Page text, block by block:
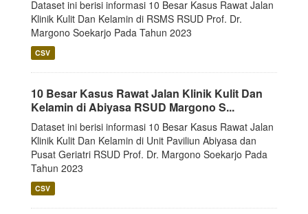
Dataset ini berisi informasi 10 Besar Kasus Rawat Jalan
Klinik Kulit Dan Kelamin di RSMS RSUD Prof. Dr.
Margono Soekarjo Pada Tahun 2023
CSV
10 Besar Kasus Rawat Jalan Klinik Kulit Dan
Kelamin di Abiyasa RSUD Margono S...
Dataset ini berisi informasi 10 Besar Kasus Rawat Jalan
Klinik Kulit Dan Kelamin di Unit Paviliun Abiyasa dan
Pusat Geriatri RSUD Prof. Dr. Margono Soekarjo Pada
Tahun 2023
CSV